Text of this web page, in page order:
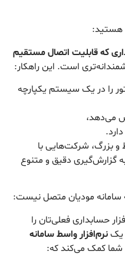
هستید:
که قابلیت اتصال مستقیم
است. این راهکار:
را در یک سیستم یکپارچه
می‌دهد،
بزرگ، شرکت‌هایی با
گزارش‌گیری دقیق و متنوع
سامانه مودیان متصل نیست:
حسابداری فعلی‌تان را
یکنرم‌افزار واسط سامانه
شما کمک می‌کند که: